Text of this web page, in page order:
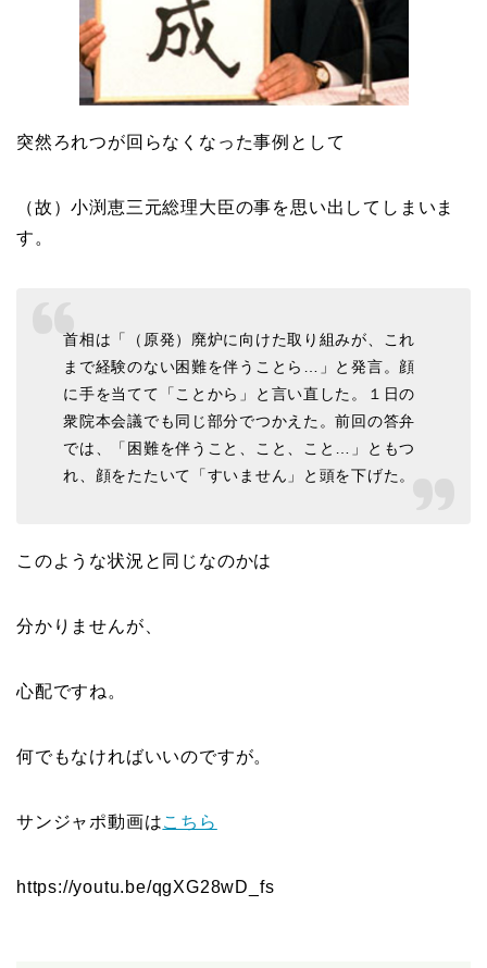
突然ろれつが回らなくなった事例として
（故）小渕恵三元総理大臣の事を思い出してしまいま
す。
首相は「（原発）廃炉に向けた取り組みが、これ
まで経験のない困難を伴うことら…」と発言。顔
に手を当てて「ことから」と言い直した。１日の
衆院本会議でも同じ部分でつかえた。前回の答弁
では、「困難を伴うこと、こと、こと…」ともつ
れ、顔をたたいて「すいません」と頭を下げた。
このような状況と同じなのかは
分かりませんが、
心配ですね。
何でもなければいいのですが。
サンジャポ動画はこちら
https://youtu.be/qgXG28wD_fs